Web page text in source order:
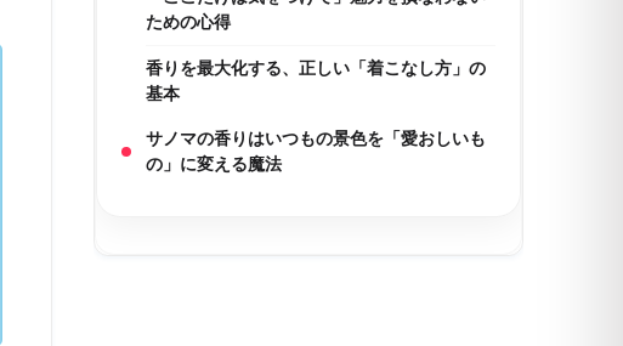
ための心得
香りを最大化する、正しい「着こなし方」の
基本
サノマの香りはいつもの景色を「愛おしいも
の」に変える魔法